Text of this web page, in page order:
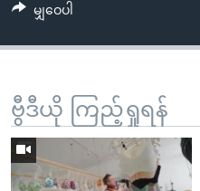
နေရာ မျှဝေပါ
ဗွီဒီယို ကြည့်ရှုရန်